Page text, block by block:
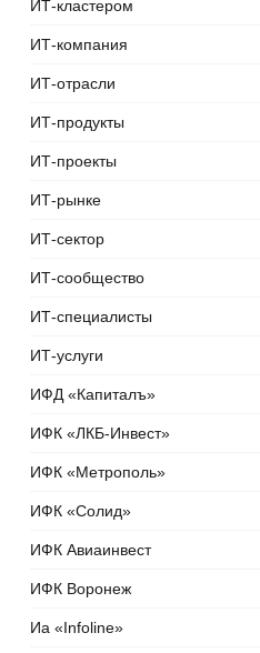
ИТ-кластером
ИТ-компания
ИТ-отрасли
ИТ-продукты
ИТ-проекты
ИТ-рынке
ИТ-сектор
ИТ-сообщество
ИТ-специалисты
ИТ-услуги
ИФД «Капиталъ»
ИФК «ЛКБ-Инвест»
ИФК «Метрополь»
ИФК «Солид»
ИФК Авиаинвест
ИФК Воронеж
Иа «Infoline»